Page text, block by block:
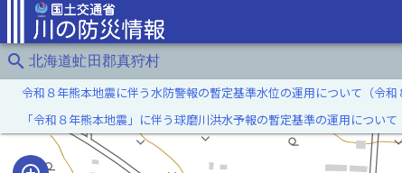
search 北海道虻田郡真狩村
令和８年熊本地震に伴う水防警報の暫定基準水位の運用について（令和
「令和８年熊本地震」に伴う球磨川洪水予報の暫定基準の運用について